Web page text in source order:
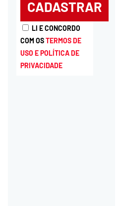
LI E CONCORDO
COM OSTERMOS DE
USO E POLÍTICA DE
PRIVACIDADE